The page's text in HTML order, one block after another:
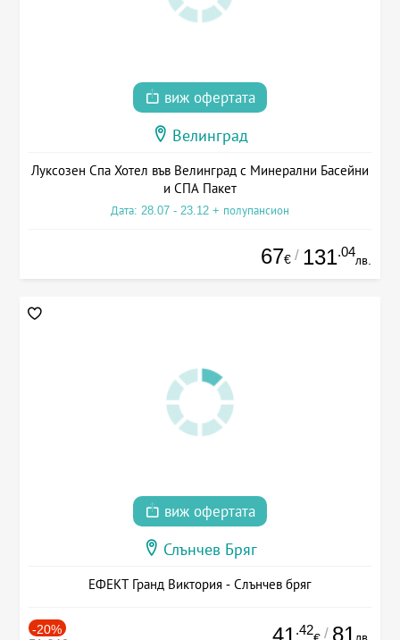
виж офертата
Велинград
Луксозен Спа Хотел във Велинград с Минерални Басейни
и СПА Пакет
Дата: 28.07 - 23.12 + полупансион
67€ / 131.04
лв.
виж офертата
Слънчев Бряг
ЕФЕКТ Гранд Виктория - Слънчев бряг
-20% 41 .42 / 81